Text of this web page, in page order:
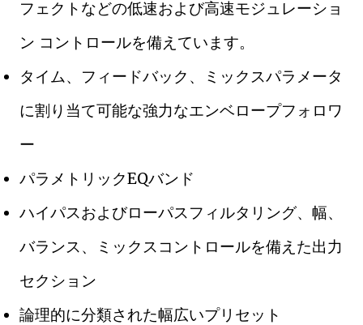
フェクトなどの低速および高速モジュレーショ
ン コントロールを備えています。
タイム、フィードバック、ミックスパラメータ
に割り当て可能な強力なエンベロープフォロワ
ー
パラメトリックEQバンド
ハイパスおよびローパスフィルタリング、幅、
バランス、ミックスコントロールを備えた出力
セクション
論理的に分類された幅広いプリセット